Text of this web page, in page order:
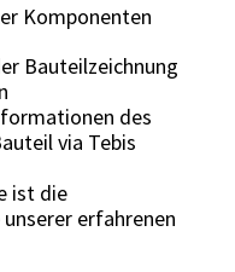
Komponenten
Bauteilzeichnung
des
via Tebis
ist die
erfahrenen